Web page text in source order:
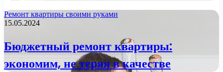
Ремонт квартиры своими руками
15.05.2024
Бюджетный ремонт квартиры:
экономим, не теряя в качестве